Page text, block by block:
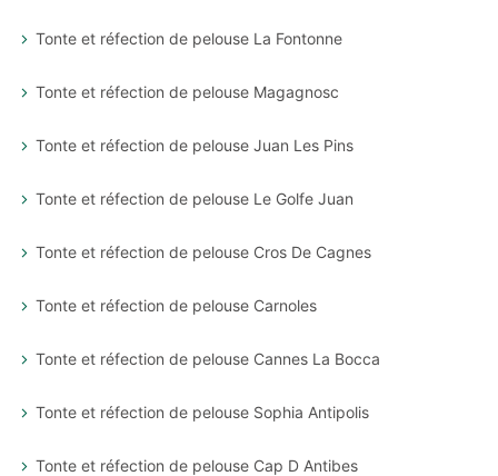
Tonte et réfection de pelouse La Fontonne
Tonte et réfection de pelouse Magagnosc
Tonte et réfection de pelouse Juan Les Pins
Tonte et réfection de pelouse Le Golfe Juan
Tonte et réfection de pelouse Cros De Cagnes
Tonte et réfection de pelouse Carnoles
Tonte et réfection de pelouse Cannes La Bocca
Tonte et réfection de pelouse Sophia Antipolis
Tonte et réfection de pelouse Cap D Antibes